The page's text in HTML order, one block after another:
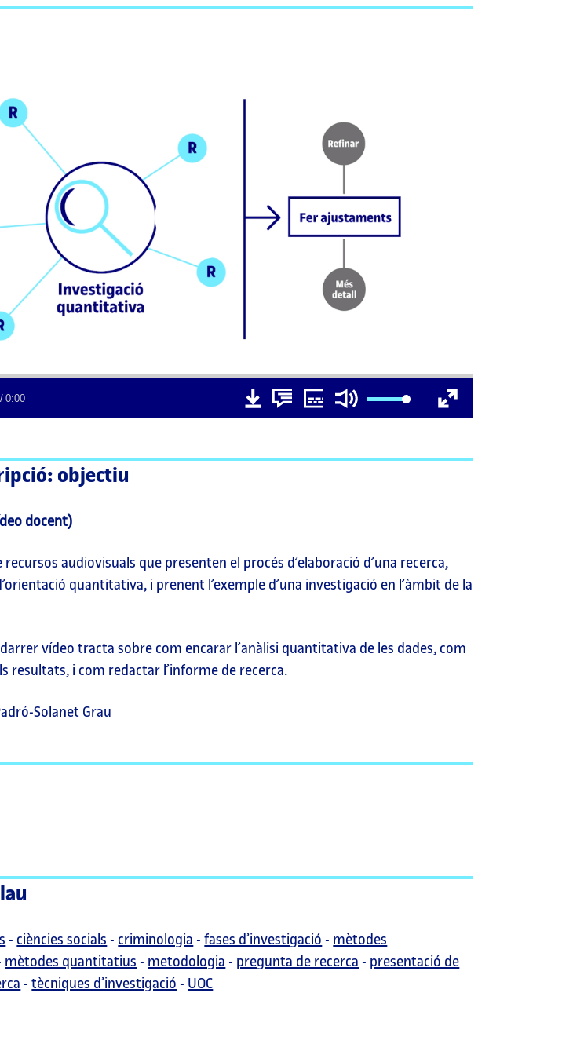
/ Durada
0:00
Pantalla
completa
00:00
Silencia
Subtítols
D
o
a
p
t
i
o
a
objectiu
docent)
recursos audiovisuals que presenten el procés d’elaboració d’una recerca,
quantitativa, i prenent l’exemple d’una investigació en l’àmbit de la
vídeo tracta sobre com encarar l’anàlisi quantitativa de les dades, com
resultats, i com redactar l’informe de recerca.
Solanet Grau
- ciències socials - criminologia -fases d’investigació - mètodes
mètodes quantitatius - metodologia - pregunta de recerca - presentació de
-tècniques d’investigació - UOC